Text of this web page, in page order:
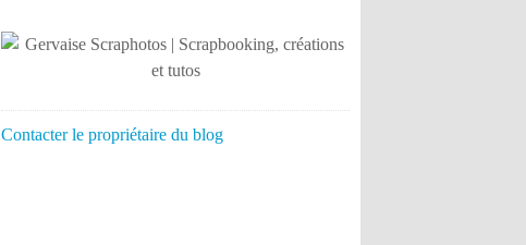
Contacter le propriétaire du blog